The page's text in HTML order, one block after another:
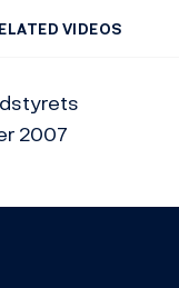
VIDEOS
2007